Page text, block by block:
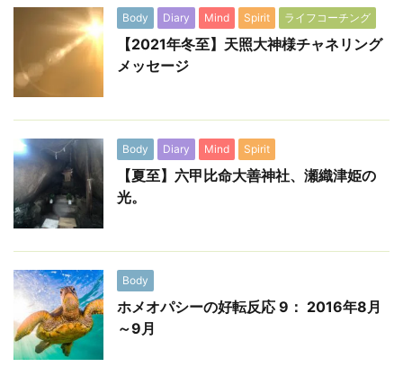
Body Diary Mind Spirit ライフコーチング
【2021年冬至】天照大神様チャネリング
メッセージ
Body Diary Mind Spirit
【夏至】六甲比命大善神社、瀬織津姫の
光。
Body
ホメオパシーの好転反応 9： 2016年8月
～9月